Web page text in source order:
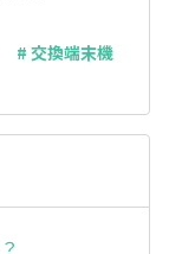
# 交換端末機